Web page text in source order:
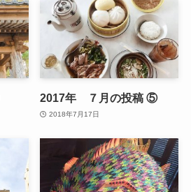
2017年 ７月の投稿 ⑤
2018年7月17日